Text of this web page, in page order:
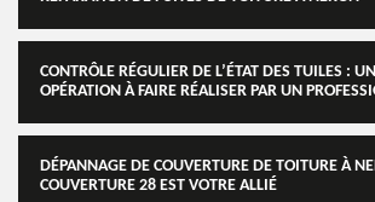
CONTRÔLE RÉGULIER DE L’ÉTAT DES TUILES :
OPÉRATION À FAIRE RÉALISER PAR UN
DÉPANNAGE DE COUVERTURE DE TOITURE À
COUVERTURE 28 EST VOTRE ALLIÉ